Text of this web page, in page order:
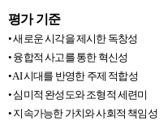
평가 기준
• 새로운 시각을 제시한 독창성
• 융합적 사고를 통한 혁신성
• AI 시대를 반영한 주제 적합성
• 심미적 완성도와 조형적 세련미
• 지속가능한 가치와 사회적 책임성